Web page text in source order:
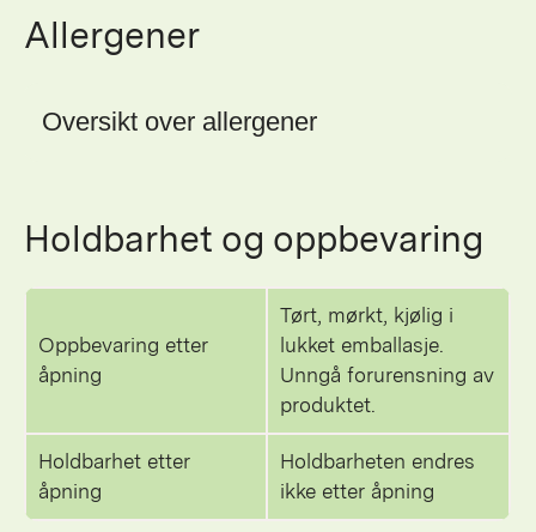
Allergener
Oversikt over allergener
Holdbarhet og oppbevaring
Oppbevaring etter
åpning
Tørt, mørkt, kjølig i
lukket emballasje.
Unngå forurensning av
produktet.
Holdbarhet etter
åpning
Holdbarheten endres
ikke etter åpning